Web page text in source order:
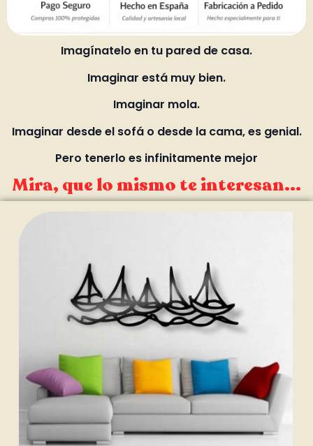
Imagínatelo en tu pared de casa.
Imaginar está muy bien.
Imaginar mola.
Imaginar desde el sofá o desde la cama, es genial.
Pero tenerlo es infinitamente mejor
Mira, que lo mismo te interesan...